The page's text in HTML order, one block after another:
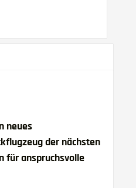
neues
der nächsten
für anspruchsvolle